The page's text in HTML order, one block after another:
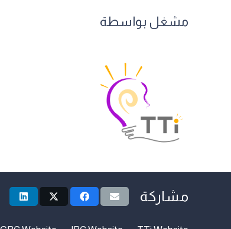
مشغل بواسطة
مشاركة